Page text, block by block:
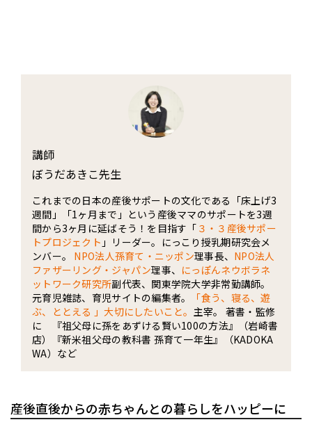
講師
ぼうだあきこ先生
これまでの日本の産後サポートの文化である「床上げ3
週間」「1ヶ月まで」という産後ママのサポートを3週
間から3ヶ月に延ばそう！を目指す「 ３・３産後サポー
トプロジェクト 」リーダー。にっこり授乳期研究会メ
ンバー。 NPO法人孫育て・ニッポン理事長、 NPO法人
ファザーリング・ジャパン理事、 にっぽんネウボラネ
ットワーク研究所副代表、関東学院大学非常勤講師。
元育児雑誌、育児サイトの編集者。
「食う、寝る、遊
ぶ、ととえる 」大切にしたいこと。 主宰。 著書・監修
に 『祖父母に孫をあずける賢い100の方法』（岩崎書
店）『新米祖父母の教科書 孫育て一年生』（KADOKA
WA）など
産後直後からの赤ちゃんとの暮らしをハッピーに